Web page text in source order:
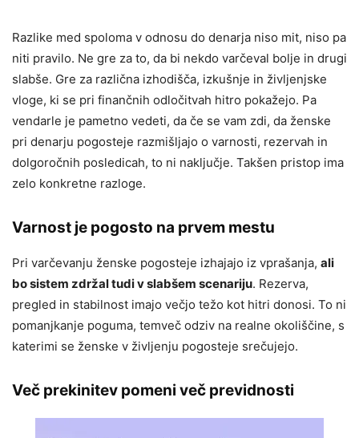
Razlike med spoloma v odnosu do denarja niso mit, niso pa
niti pravilo. Ne gre za to, da bi nekdo varčeval bolje in drugi
slabše. Gre za različna izhodišča, izkušnje in življenjske
vloge, ki se pri finančnih odločitvah hitro pokažejo. Pa
vendarle je pametno vedeti, da če se vam zdi, da ženske
pri denarju pogosteje razmišljajo o varnosti, rezervah in
dolgoročnih posledicah, to ni naključje. Takšen pristop ima
zelo konkretne razloge.
Varnost je pogosto na prvem mestu
Pri varčevanju ženske pogosteje izhajajo iz vprašanja, ali
bo sistem zdržal tudi v slabšem scenariju. Rezerva,
pregled in stabilnost imajo večjo težo kot hitri donosi. To ni
pomanjkanje poguma, temveč odziv na realne okoliščine, s
katerimi se ženske v življenju pogosteje srečujejo.
Več prekinitev pomeni več previdnosti